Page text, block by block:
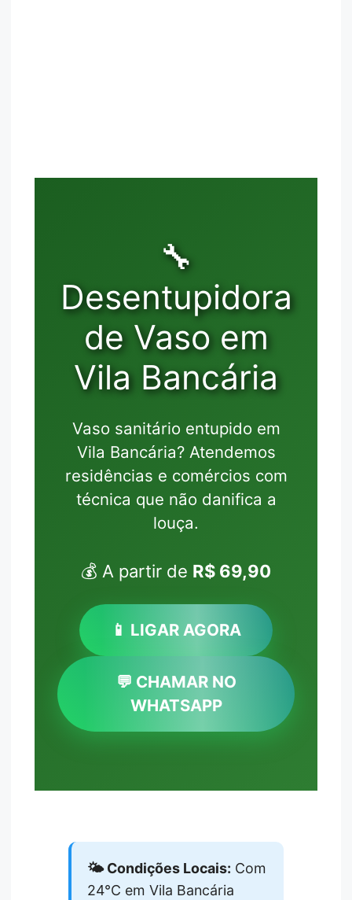
🔧
Desentupidora
de Vaso em
Vila Bancária
Vaso sanitário entupido em
Vila Bancária? Atendemos
residências e comércios com
técnica que não danifica a
louça.
💰 A partir de R$ 69,90
📱 LIGAR AGORA
💬 CHAMAR NO
WHATSAPP
🌤️ Condições Locais: Com
24°C em Vila Bancária